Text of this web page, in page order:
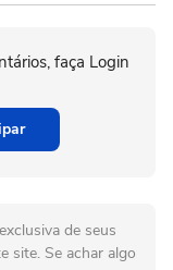
faça Login
de seus
site. Se achar algo